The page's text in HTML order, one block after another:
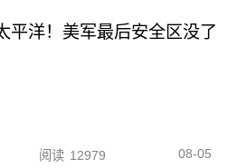
平洋！美军最后安全区没了
阅读 12979 08-05